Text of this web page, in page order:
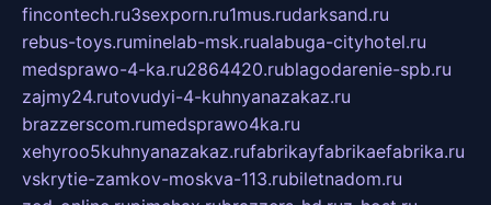
fincontech.ru3sexporn.ru1mus.rudarksand.ru
rebus-toys.ruminelab-msk.rualabuga-cityhotel.ru
medsprawo-4-ka.ru2864420.rublagodarenie-spb.ru
zajmy24.rutovudyi-4-kuhnyanazakaz.ru
brazzerscom.rumedsprawo4ka.ru
xehyroo5kuhnyanazakaz.rufabrikayfabrikaefabrika.ru
vskrytie-zamkov-moskva-113.rubiletnadom.ru